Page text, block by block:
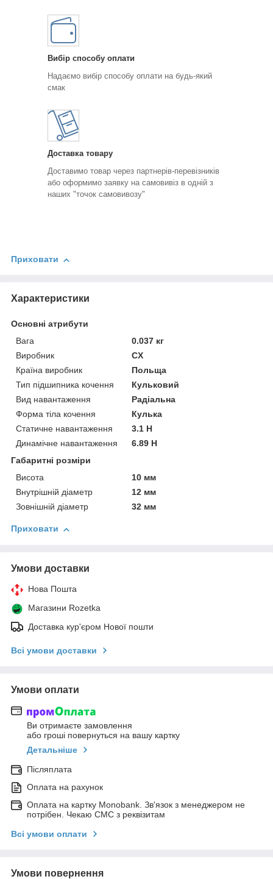
Вибір способу оплати
Надаємо вибір способу оплати на будь-який
смак
Доставка товару
Доставимо товар через партнерів-перевізників
або оформимо заявку на самовивіз в одній з
наших "точок самовивозу"
Приховати
Характеристики
Основні атрибути
Вага
0.037 кг
Виробник
CX
Країна виробник
Польща
Тип підшипника кочення
Кульковий
Вид навантаження
Радіальна
Форма тіла кочення
Кулька
Статичне навантаження
3.1 Н
Динамічне навантаження
6.89 Н
Габаритні розміри
Висота
10 мм
Внутрішній діаметр
12 мм
Зовнішній діаметр
32 мм
Приховати
Умови доставки
Нова Пошта
Магазини Rozetka
Доставка кур'єром Нової пошти
Всі умови доставки
Умови оплати
Ви отримаєте замовлення
або гроші повернуться на вашу картку
Детальніше
Післяплата
Оплата на рахунок
Оплата на картку Monobank. Зв'язок з менеджером не
потрібен. Чекаю СМС з реквізитам
Всі умови оплати
Умови повернення